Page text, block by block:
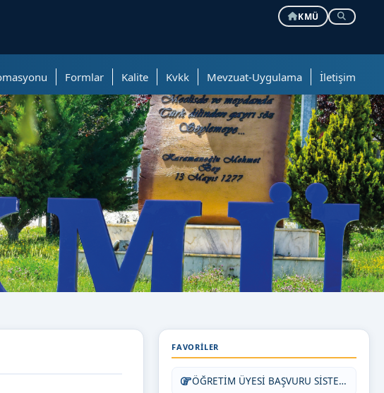
KMÜ
Formlar Kalite Kvkk Mevzuat-Uygulama İletişim
FAVORILER
ÖĞRETİM ÜYESİ BAŞVURU SİSTEMİ